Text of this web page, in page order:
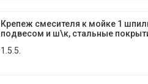
Крепеж смесителя к мойке 1
подвесом и ш\к, стальные
1.5.5.